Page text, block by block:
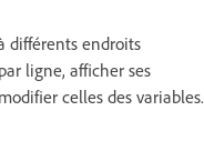
différents endroits
ligne, afficher ses
celles des variables.